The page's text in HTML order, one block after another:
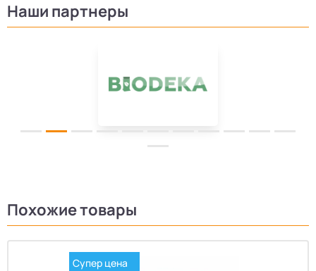
Наши партнеры
Похожие товары
Супер цена